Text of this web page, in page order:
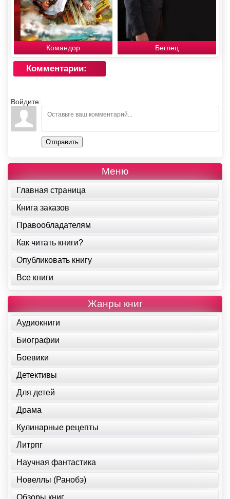
Командор Беглец
Комментарии:
Войдите:
Отправить
Меню
Главная страница
Книга заказов
Правообладателям
Как читать книги?
Опубликовать книгу
Все книги
Жанры книг
Аудиокниги
Биографии
Боевики
Детективы
Для детей
Драма
Кулинарные рецепты
Литрпг
Научная фантастика
Новеллы (Ранобэ)
Обзоры книг